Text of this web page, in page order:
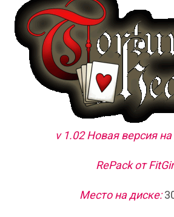
v 1.02 Новая версия
RePack от
Место на диске: